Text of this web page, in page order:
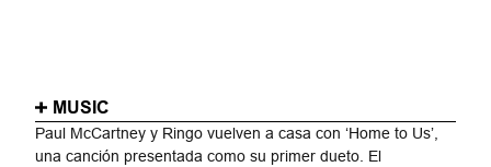
MUSIC
Paul McCartney y Ringo vuelven a casa con ‘Home to Us’,
una canción presentada como su primer dueto. El